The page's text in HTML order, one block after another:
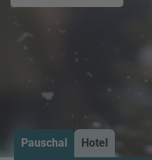
Pauschal Hotel